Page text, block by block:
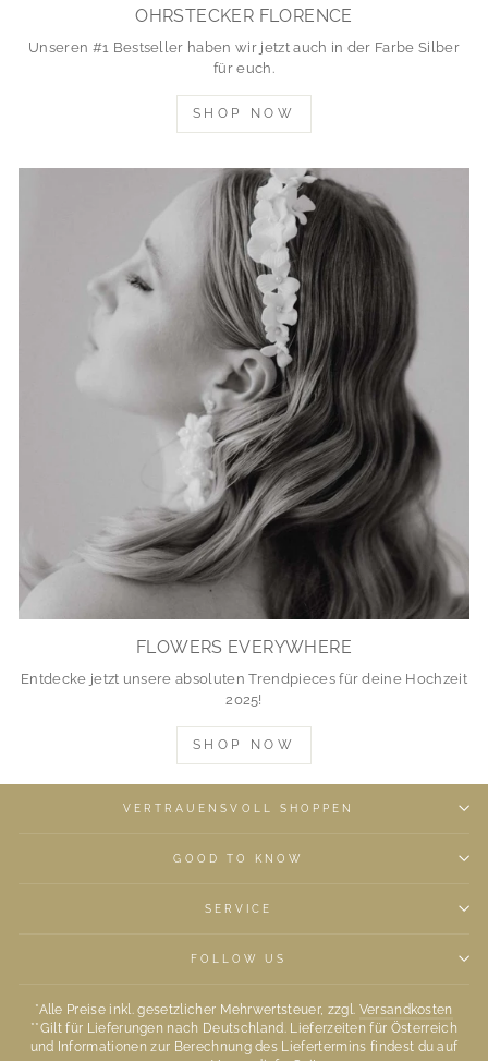
OHRSTECKER FLORENCE
Unseren #1 Bestseller haben wir jetzt auch in der Farbe Silber
für euch.
SHOP NOW
FLOWERS EVERYWHERE
Entdecke jetzt unsere absoluten Trendpieces für deine Hochzeit
2025!
SHOP NOW
VERTRAUENSVOLL SHOPPEN
GOOD TO KNOW
SERVICE
FOLLOW US
*Alle Preise inkl. gesetzlicher Mehrwertsteuer, zzgl. Versandkosten
**Gilt für Lieferungen nach Deutschland. Lieferzeiten für Österreich
und Informationen zur Berechnung des Liefertermins findest du auf